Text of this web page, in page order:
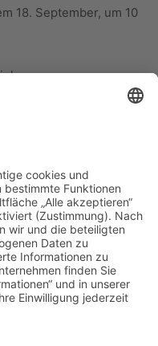
18. September, um 10
Carsten Frahm